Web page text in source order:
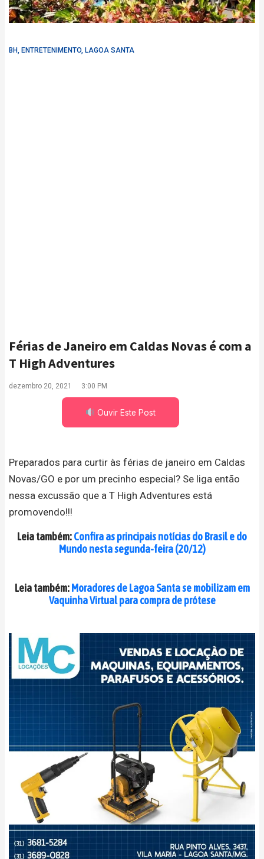
BH, ENTRETENIMENTO, LAGOA SANTA
Férias de Janeiro em Caldas Novas é com a
T High Adventures
dezembro 20, 2021 3:00 PM
Ouvir Este Post
Preparados para curtir às férias de janeiro em Caldas
Novas/GO e por um precinho especial? Se liga então
nessa excussão que a T High Adventures está
promovendo!!!
Leia também:Confira as principais notícias do Brasil e do
Mundo nesta segunda-feira (20/12)
Leia também:Moradores de Lagoa Santa se mobilizam em
Vaquinha Virtual para compra de prótese